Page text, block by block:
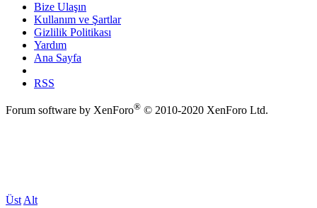
Bize Ulaşın
Kullanım ve Şartlar
Gizlilik Politikası
Yardım
Ana Sayfa
RSS
Forum software by XenForo® © 2010-2020 XenForo Ltd.
Üst Alt